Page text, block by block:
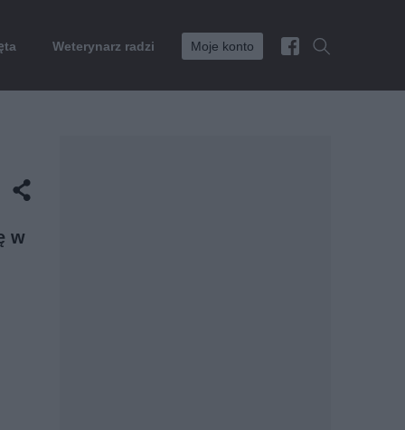
Weterynarz radzi Moje konto
w